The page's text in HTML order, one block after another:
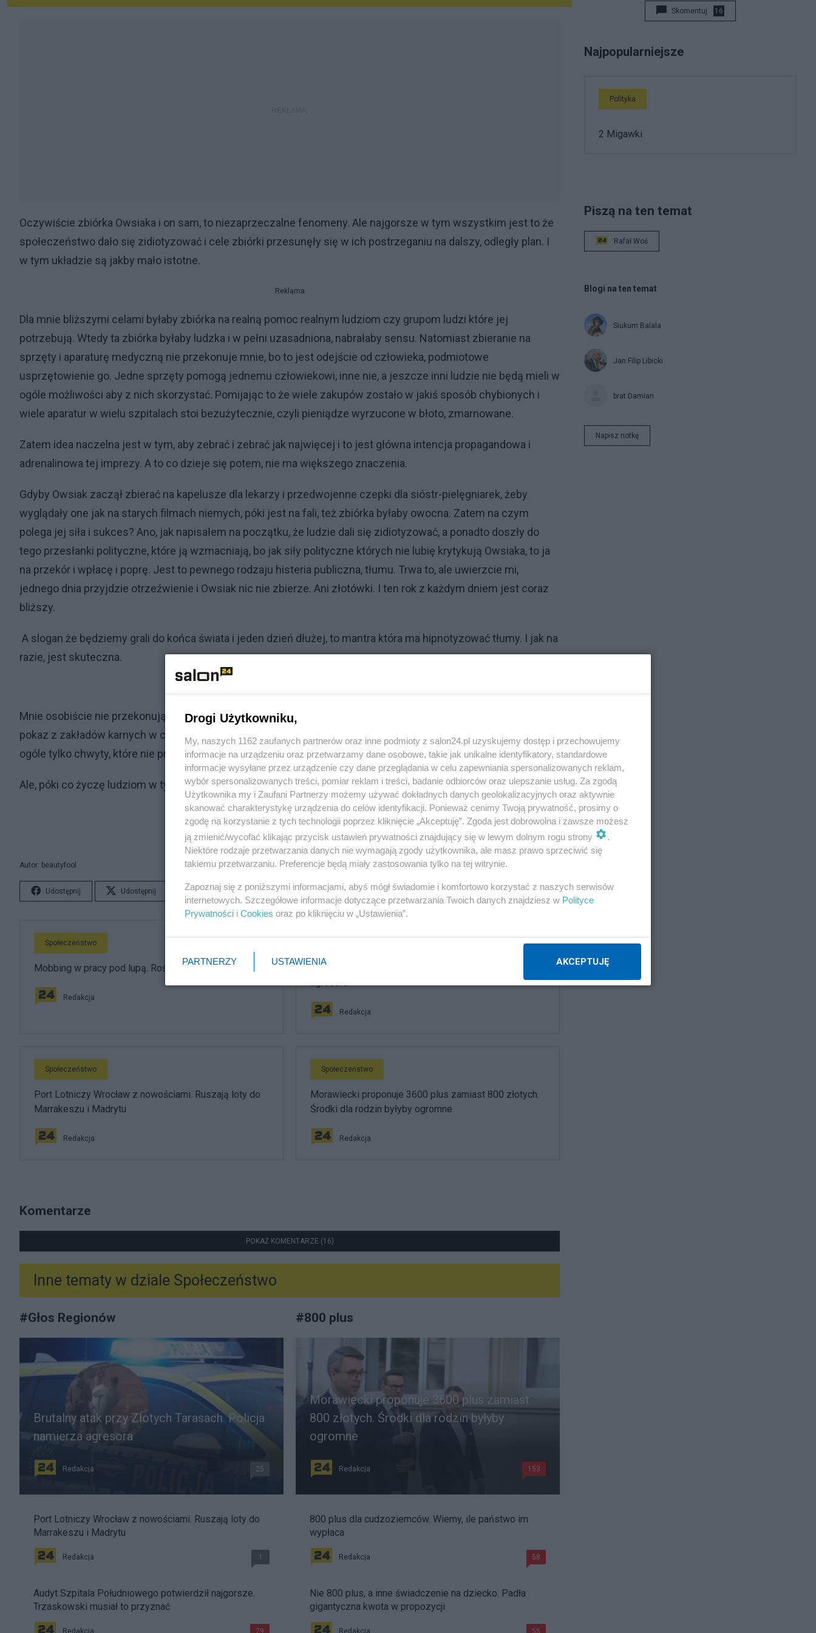
Oczywiście zbiórka Owsiaka i on sam, to niezaprzeczalne fenomeny. Ale najgorsze w tym wszystkim jest to że
społeczeństwo dało się zidiotyzować i cele zbiórki przesunęły się w ich postrzeganiu na dalszy, odległy plan. I
w tym układzie są jakby mało istotne.
Reklama
Dla mnie bliższymi celami byłaby zbiórka na realną pomoc realnym ludziom czy grupom ludzi które jej
potrzebują. Wtedy ta zbiórka byłaby ludzka i w pełni uzasadniona, nabrałaby sensu. Natomiast zbieranie na
sprzęty i aparaturę medyczną nie przekonuje mnie, bo to jest odejście od człowieka, podmiotowe
usprzętowienie go. Jedne sprzęty pomogą jednemu człowiekowi, inne nie, a jeszcze inni ludzie nie będą mieli w
ogóle możliwości aby z nich skorzystać. Pomijając to że wiele zakupów zostało w jakiś sposób chybionych i
wiele aparatur w wielu szpitalach stoi bezużytecznie, czyli pieniądze wyrzucone w błoto, zmarnowane.
Zatem idea naczelna jest w tym, aby zebrać i zebrać jak najwięcej i to jest główna intencja propagandowa i
adrenalinowa tej imprezy. A to co dzieje się potem, nie ma większego znaczenia.
Gdyby Owsiak zaczął zbierać na kapelusze dla lekarzy i przedwojenne czepki dla sióstr-pielęgniarek, żeby
wyglądały one jak na starych filmach niemych, póki jest na fali, też zbiórka byłaby owocna. Zatem na czym
polega jej siła i sukces? Ano, jak napisałem na początku, że ludzie dali się zidiotyzować, a ponadto doszły do
tego przesłanki polityczne, które ją wzmacniają, bo jak siły polityczne których nie lubię krytykują Owsiaka, to ja
na przekór i wpłacę i poprę. Jest to pewnego rodzaju histeria publiczna, tłumu. Trwa to, ale uwierzcie mi,
jednego dnia przyjdzie otrzeźwienie i Owsiak nic nie zbierze. Ani złotówki. I ten rok z każdym dniem jest coraz
bliższy.
A slogan że będziemy grali do końca świata i jeden dzień dłużej, to mantra która ma hipnotyzować tłumy. I jak na
razie, jest skuteczna.
Mnie osobiście nie przekonują czerwone okularki ani czerwone spodnie Owsiaka, ani siema, wywleczone na
pokaz z zakładów karnych w celu odgrywania swojaka, bo dla mnie to są słabe medialne chwyty i atrybuty i w
ogóle tylko chwyty, które nie przekonują mnie, a wręcz przeciwnie, odpychają.
Ale, póki co życzę ludziom w tym uczestniczącym dobrej zabawy, bo w dużej mierze na tym to polega.
Autor: beautyfool
Udostępnij Udostępnij Lubię to! Skomentuj 16 Obserwuj notkę
Społeczeństwo
Mobbing w pracy pod lupą. Rośnie liczba zgłoszeń
Redakcja
Brutalny atak przy Złotych Tarasach. Policja namierza
agresora
Redakcja
Społeczeństwo
Port Lotniczy Wrocław z nowościami. Ruszają loty do
Marrakeszu i Madrytu
Redakcja
Społeczeństwo
Morawiecki proponuje 3600 plus zamiast 800 złotych.
Środki dla rodzin byłyby ogromne
Redakcja
Komentarze
POKAŻ KOMENTARZE (16)
Inne tematy w dziale Społeczeństwo
#Głos Regionów
Brutalny atak przy Złotych Tarasach. Policja
namierza agresora
Redakcja 25
Port Lotniczy Wrocław z nowościami. Ruszają loty do
Marrakeszu i Madrytu
Redakcja 1
Audyt Szpitala Południowego potwierdził najgorsze.
Trzaskowski musiał to przyznać
Redakcja 79
#800 plus
Morawiecki proponuje 3600 plus zamiast
800 złotych. Środki dla rodzin byłyby
ogromne
Redakcja 153
800 plus dla cudzoziemców. Wiemy, ile państwo im
wypłaca
Redakcja 58
Nie 800 plus, a inne świadczenie na dziecko. Padła
gigantyczna kwota w propozycji
Redakcja 55
Skomentuj 16
Najpopularniejsze
Polityka
2 Migawki
Piszą na ten temat
Rafał Woś
Blogi na ten temat
Siukum Balala
Jan Filip Libicki
brat Damian
Napisz notkę
Drogi Użytkowniku,
My, naszych 1162 zaufanych partnerów oraz inne podmioty z salon24.pl uzyskujemy dostęp i przechowujemy
informacje na urządzeniu oraz przetwarzamy dane osobowe, takie jak unikalne identyfikatory, standardowe
informacje wysyłane przez urządzenie czy dane przeglądania w celu zapewniania spersonalizowanych reklam,
wybór spersonalizowanych treści, pomiar reklam i treści, badanie odbiorców oraz ulepszanie usług. Za zgodą
Użytkownika my i Zaufani Partnerzy możemy używać dokładnych danych geolokalizacyjnych oraz aktywnie
skanować charakterystykę urządzenia do celów identyfikacji. Ponieważ cenimy Twoją prywatność, prosimy o
zgodę na korzystanie z tych technologii poprzez kliknięcie „Akceptuję”. Zgoda jest dobrowolna i zawsze możesz
ją zmienić/wycofać klikając przycisk ustawień prywatności znajdujący się w lewym dolnym rogu strony
.
Niektóre rodzaje przetwarzania danych nie wymagają zgody użytkownika, ale masz prawo sprzeciwić się
takiemu przetwarzaniu. Preferencje będą miały zastosowania tylko na tej witrynie.
Zapoznaj się z poniższymi informacjami, abyś mógł świadomie i komfortowo korzystać z naszych serwisów
internetowych. Szczegółowe informacje dotyczące przetwarzania Twoich danych znajdziesz w Polityce
Prywatności i Cookies oraz po kliknięciu w „Ustawienia”.
PARTNERZY USTAWIENIA AKCEPTUJĘ